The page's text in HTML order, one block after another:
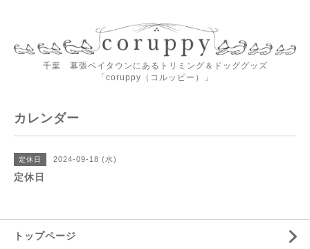
千葉 幕張ベイタウンにあるトリミング＆ドッググッズ
「coruppy（コルッピー）」
カレンダー
定休日 2024-09-18 (水)
定休日
トップページ